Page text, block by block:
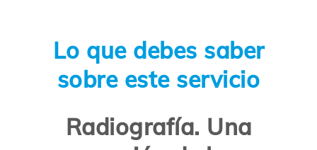
Lo que debes saber
sobre este servicio
Radiografía. Una